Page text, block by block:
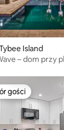
liczba recenzji:
Island
– dom przy
z
gości